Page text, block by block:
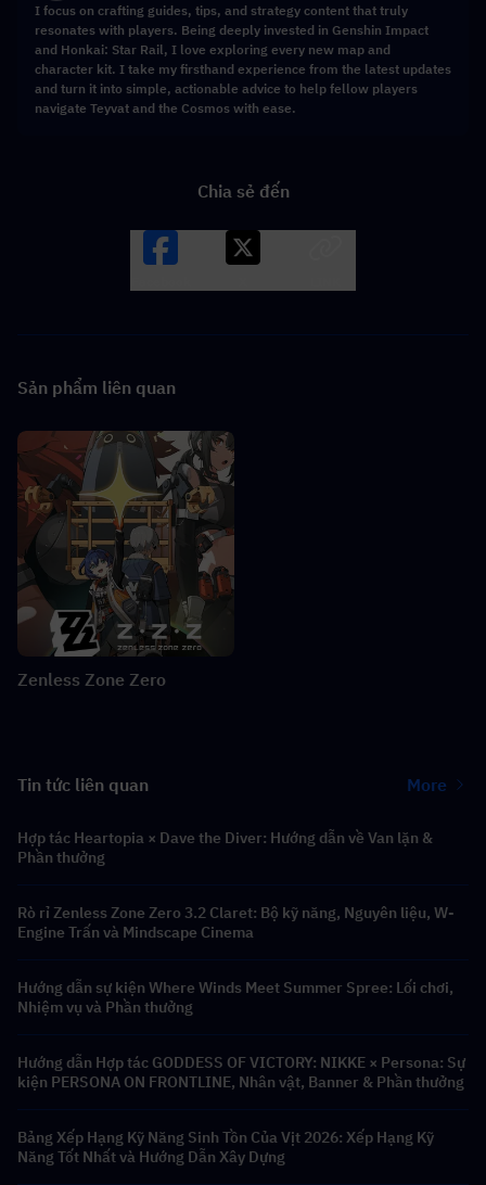
I focus on crafting guides, tips, and strategy content that truly
resonates with players. Being deeply invested in Genshin Impact
and Honkai: Star Rail, I love exploring every new map and
character kit. I take my firsthand experience from the latest updates
and turn it into simple, actionable advice to help fellow players
navigate Teyvat and the Cosmos with ease.
Chia sẻ đến
Sản phẩm liên quan
Zenless Zone Zero
Tin tức liên quan More
Hợp tác Heartopia × Dave the Diver: Hướng dẫn về Van lặn &
Phần thưởng
Rò rỉ Zenless Zone Zero 3.2 Claret: Bộ kỹ năng, Nguyên liệu, W-
Engine Trấn và Mindscape Cinema
Hướng dẫn sự kiện Where Winds Meet Summer Spree: Lối chơi,
Nhiệm vụ và Phần thưởng
Hướng dẫn Hợp tác GODDESS OF VICTORY: NIKKE × Persona: Sự
kiện PERSONA ON FRONTLINE, Nhân vật, Banner & Phần thưởng
Bảng Xếp Hạng Kỹ Năng Sinh Tồn Của Vịt 2026: Xếp Hạng Kỹ
Năng Tốt Nhất và Hướng Dẫn Xây Dựng